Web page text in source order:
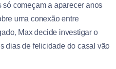
só começam a aparecer anos
uma conexão entre
Max decide investigar o
dias de felicidade do casal vão